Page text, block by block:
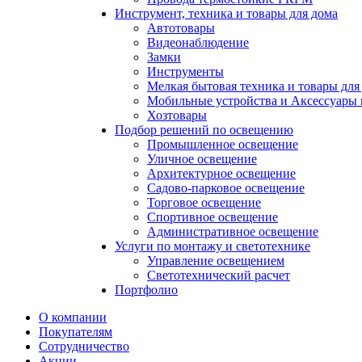
Инструмент, техника и товары для дома
Автотовары
Видеонаблюдение
Замки
Инструменты
Мелкая бытовая техника и товары для
Мобильные устройства и Аксессуары
Хозтовары
Подбор решений по освещению
Промышленное освещение
Уличное освещение
Архитектурное освещение
Садово-парковое освещение
Торговое освещение
Спортивное освещение
Административное освещение
Услуги по монтажу и светотехнике
Управление освещением
Светотехнический расчет
Портфолио
О компании
Покупателям
Сотрудничество